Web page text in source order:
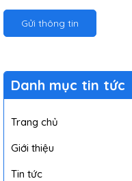
Gửi thông tin
Danh mục tin tức
Trang chủ
Giới thiệu
Tin tức